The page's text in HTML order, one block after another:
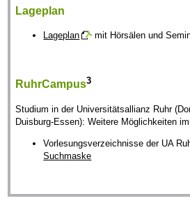
Lageplan
Lageplan mit Hörsälen und
RuhrCampus3
Studium in der Universitätsallianz Ruhr
Duisburg-Essen): Weitere Möglichkeiten
Vorlesungsverzeichnisse der UA
Suchmaske